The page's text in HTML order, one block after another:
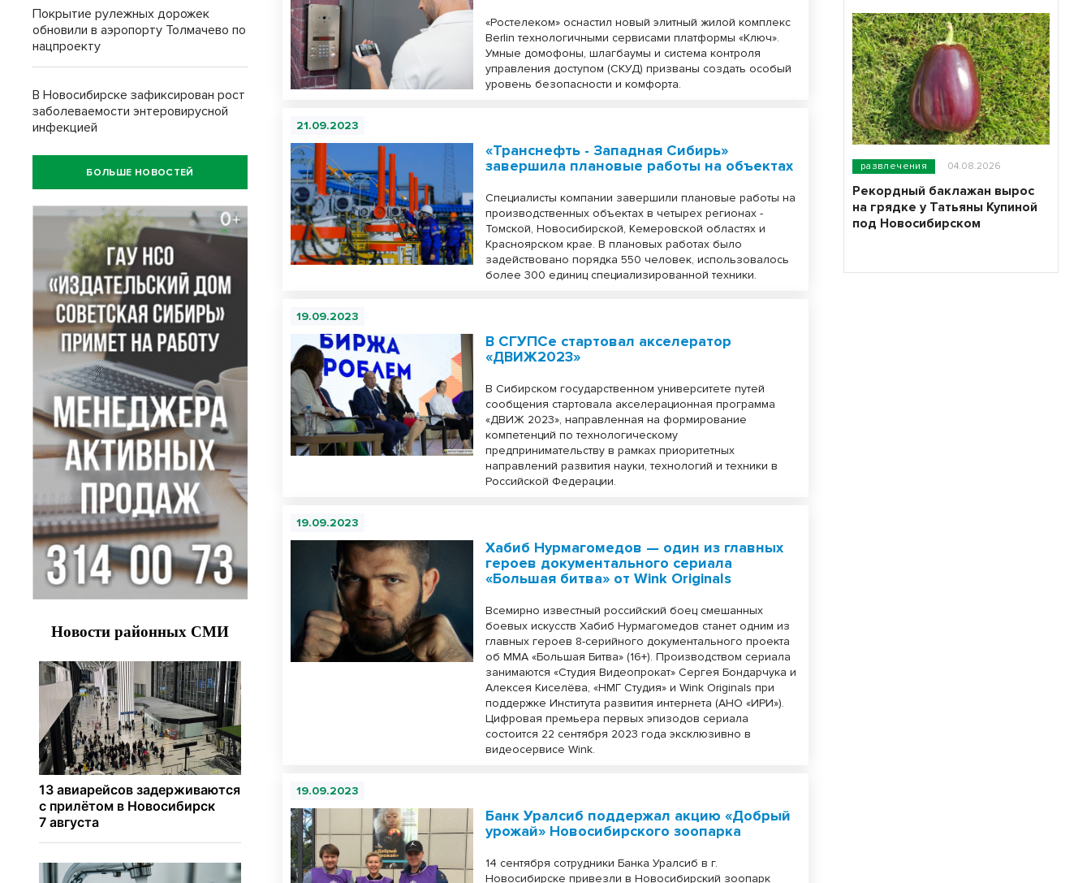
«Ростелеком» оснастил новый элитный жилой комплекс
Berlin технологичными сервисами платформы «Ключ».
Умные домофоны, шлагбаумы и система контроля
управления доступом (СКУД) призваны создать особый
уровень безопасности и комфорта.
21.09.2023
«Транснефть - Западная Сибирь»
завершила плановые работы на объектах
Специалисты компании завершили плановые работы на
производственных объектах в четырех регионах -
Томской, Новосибирской, Кемеровской областях и
Красноярском крае. В плановых работах было
задействовано порядка 550 человек, использовалось
более 300 единиц специализированной техники.
19.09.2023
В СГУПСе стартовал акселератор
«ДВИЖ2023»
В Сибирском государственном университете путей
сообщения стартовала акселерационная программа
«ДВИЖ 2023», направленная на формирование
компетенций по технологическому
предпринимательству в рамках приоритетных
направлений развития науки, технологий и техники в
Российской Федерации.
19.09.2023
Хабиб Нурмагомедов — один из главных
героев документального сериала
«Большая битва» от Wink Originals
Всемирно известный российский боец смешанных
боевых искусств Хабиб Нурмагомедов станет одним из
главных героев 8-серийного документального проекта
об ММА «Большая Битва» (16+). Производством сериала
занимаются «Студия Видеопрокат» Сергея Бондарчука и
Алексея Киселёва, «НМГ Студия» и Wink Originals при
поддержке Института развития интернета (АНО «ИРИ»).
Цифровая премьера первых эпизодов сериала
состоится 22 сентября 2023 года эксклюзивно в
видеосервисе Wink.
19.09.2023
Банк Уралсиб поддержал акцию «Добрый
урожай» Новосибирского зоопарка
14 сентября сотрудники Банка Уралсиб в г.
Новосибирске привезли в Новосибирский зоопарк
Покрытие рулежных дорожек
обновили в аэропорту Толмачево по
нацпроекту
В Новосибирске зафиксирован рост
заболеваемости энтеровирусной
инфекцией
БОЛЬШЕ НОВОСТЕЙ развлечения 04.08.2026
Рекордный баклажан вырос
на грядке у Татьяны Купиной
под Новосибирском